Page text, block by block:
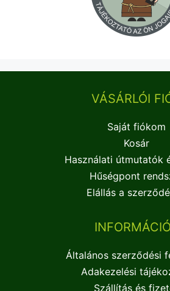
VÁSÁRLÓI
Saját fiókom
Kosár
Használati útmutatók
Hűségpont
Elállás a
Általános szerződési
Adakezelési
Szállítás és